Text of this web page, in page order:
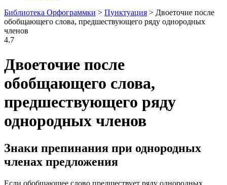
Библиотека Орфограммки > Пунктуация > Двоеточие после
обобщающего слова, предшествующего ряду однородных
членов
4.7
Двоеточие после
обобщающего слова,
предшествующего ряду
однородных членов
Знаки препинания при однородных
членах предложения
Если обобщающее слово предшествует ряду однородных